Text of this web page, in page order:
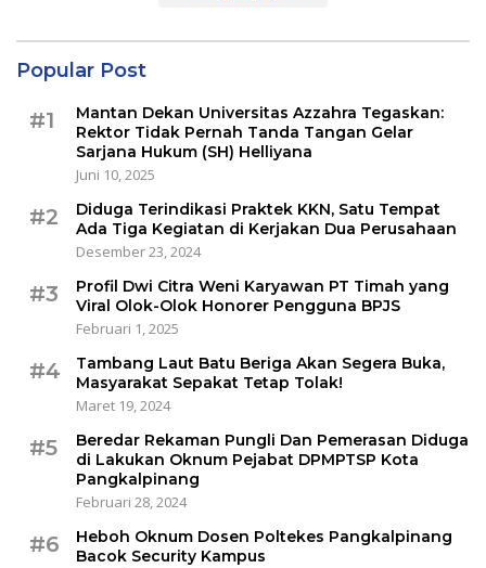
Popular Post
#1
Mantan Dekan Universitas Azzahra Tegaskan:
Rektor Tidak Pernah Tanda Tangan Gelar
Sarjana Hukum (SH) Helliyana
Juni 10, 2025
#2
Diduga Terindikasi Praktek KKN, Satu Tempat
Ada Tiga Kegiatan di Kerjakan Dua Perusahaan
Desember 23, 2024
#3
Profil Dwi Citra Weni Karyawan PT Timah yang
Viral Olok-Olok Honorer Pengguna BPJS
Februari 1, 2025
#4
Tambang Laut Batu Beriga Akan Segera Buka,
Masyarakat Sepakat Tetap Tolak!
Maret 19, 2024
#5
Beredar Rekaman Pungli Dan Pemerasan Diduga
di Lakukan Oknum Pejabat DPMPTSP Kota
Pangkalpinang
Februari 28, 2024
#6
Heboh Oknum Dosen Poltekes Pangkalpinang
Bacok Security Kampus